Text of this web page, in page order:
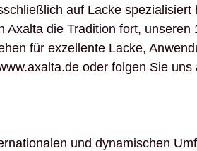
auf Lacke spezialisiert
die Tradition fort,
für exzellente Lacke,
oder folgen Sie
und dynamischen